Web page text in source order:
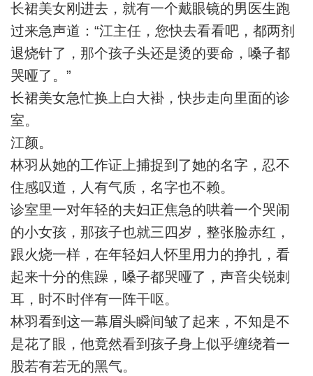
长裙美女刚进去，就有一个戴眼镜的男医生跑
过来急声道：“江主任，您快去看看吧，都两剂
退烧针了，那个孩子头还是烫的要命，嗓子都
哭哑了。”
长裙美女急忙换上白大褂，快步走向里面的诊
室。
江颜。
林羽从她的工作证上捕捉到了她的名字，忍不
住感叹道，人有气质，名字也不赖。
诊室里一对年轻的夫妇正焦急的哄着一个哭闹
的小女孩，那孩子也就三四岁，整张脸赤红，
跟火烧一样，在年轻妇人怀里用力的挣扎，看
起来十分的焦躁，嗓子都哭哑了，声音尖锐刺
耳，时不时伴有一阵干呕。
林羽看到这一幕眉头瞬间皱了起来，不知是不
是花了眼，他竟然看到孩子身上似乎缠绕着一
股若有若无的黑气。